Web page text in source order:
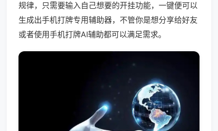
规律，只需要输入自己想要的开挂功能，一键便可以
生成出手机打牌专用辅助器，不管你是想分享给好友
或者使用手机打牌AI辅助都可以满足需求。